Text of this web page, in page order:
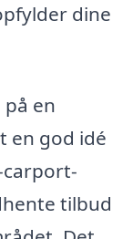
dine
en
en god idé
tilbud